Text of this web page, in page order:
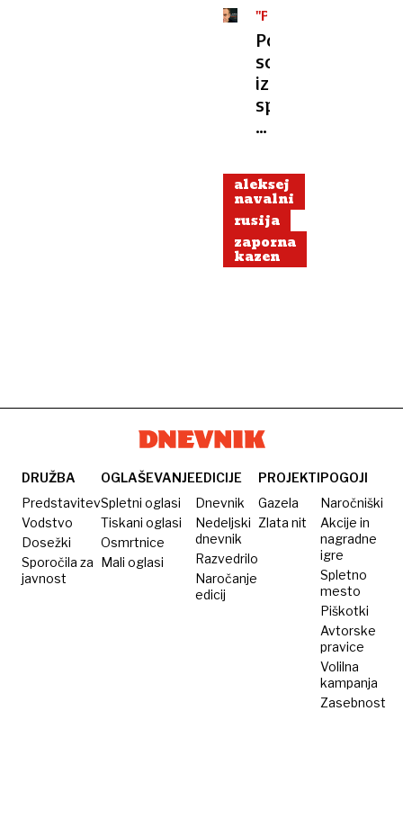
''PATRIOT''
Posthumno
so
izšli
spomini
Alekseja
aleksej
navalni
rusija
zaporna
kazen
DRUŽBA
Predstavitev
Vodstvo
Dosežki
Sporočila za
javnost
OGLAŠEVANJE
Spletni oglasi
Tiskani oglasi
Osmrtnice
Mali oglasi
EDICIJE
Dnevnik
Nedeljski
dnevnik
Razvedrilo
Naročanje
edicij
PROJEKTI
Gazela
Zlata nit
POGOJI
Naročniški
Akcije in
nagradne
igre
Spletno
mesto
Piškotki
Avtorske
pravice
Volilna
kampanja
Zasebnost